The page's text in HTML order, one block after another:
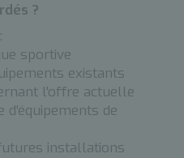
?
sportive
existants
l'offre actuelle
de
installations